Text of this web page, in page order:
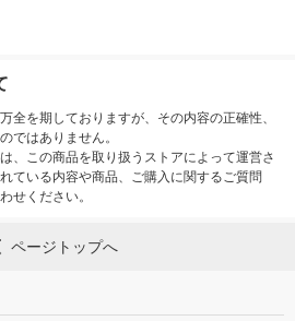
全を期しておりますが、その内容の正確性、
ではありません。
、この商品を取り扱うストアによって運営さ
ている内容や商品、ご購入に関するご質問
せください。
ページトップへ